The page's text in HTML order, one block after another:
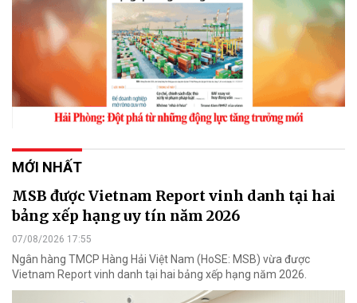
MỚI NHẤT
MSB được Vietnam Report vinh danh tại hai
bảng xếp hạng uy tín năm 2026
07/08/2026 17:55
Ngân hàng TMCP Hàng Hải Việt Nam (HoSE: MSB) vừa được
Vietnam Report vinh danh tại hai bảng xếp hạng năm 2026.